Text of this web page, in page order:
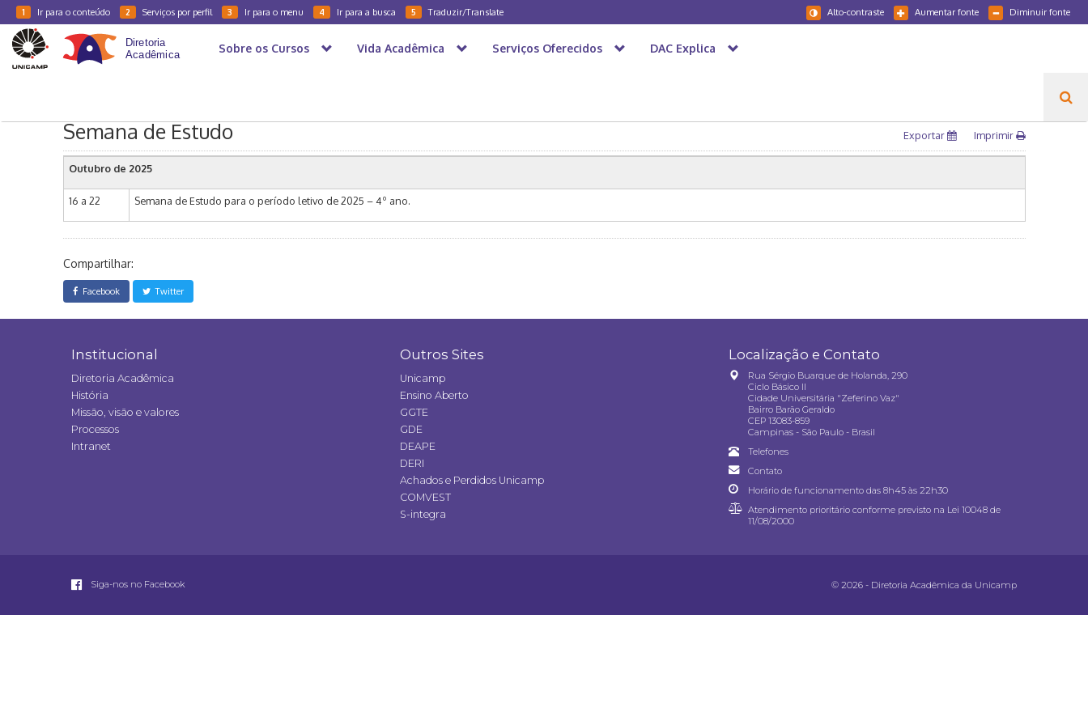
1 Ir para o conteúdo 2 Serviços por perfil 3 Ir para o menu 4 Ir para a busca 5 Traduzir/Translate Diminuir fonte
Aumentar fonte
Alto-contraste
Sobre os Cursos Vida Acadêmica Serviços Oferecidos DAC Explica
Semana de Estudo Imprimir
Exportar
Outubro de 2025
16 a 22 Semana de Estudo para o período letivo de 2025 – 4º ano.
Compartilhar:
Facebook Twitter
Institucional
Diretoria Acadêmica
História
Missão, visão e valores
Processos
Intranet
Outros Sites
Unicamp
Ensino Aberto
GGTE
GDE
DEAPE
DERI
Achados e Perdidos Unicamp
COMVEST
S-integra
Localização e Contato
Rua Sérgio Buarque de Holanda, 290
Ciclo Básico II
Cidade Universitária "Zeferino Vaz"
Bairro Barão Geraldo
CEP 13083-859
Campinas - São Paulo - Brasil
Telefones
Contato
Horário de funcionamento das 8h45 às 22h30
Atendimento prioritário conforme previsto na Lei 10048 de
11/08/2000
Siga-nos no Facebook © 2026 - Diretoria Acadêmica da Unicamp